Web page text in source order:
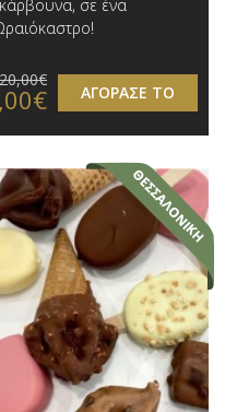
σε ένα
ΑΓΟΡΑΣΕ ΤΟ
20,00€